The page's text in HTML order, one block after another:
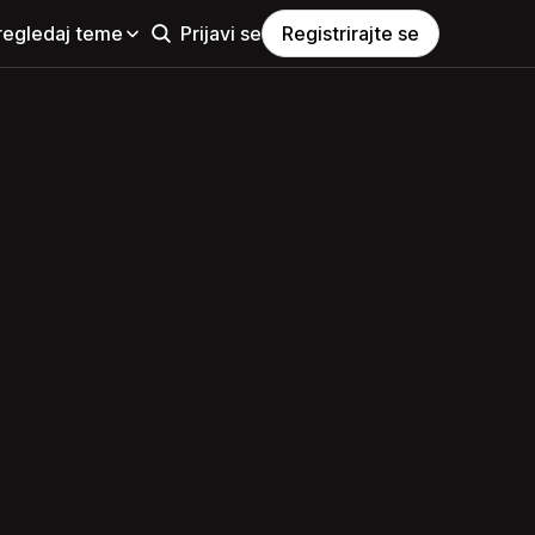
teme Prijavi se Registrirajte se